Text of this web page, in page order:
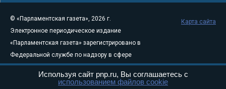
© «Парламентская газета», 2026 г.
Электронное периодическое издание
«Парламентская газета» зарегистрировано в
Федеральной службе по надзору в сфере
связи, информационных технологий и
массовых коммуникаций (Роскомнадзор) 05
Карта сайта
Используя сайт pnp.ru, Вы соглашаетесь с
использованием файлов cookie